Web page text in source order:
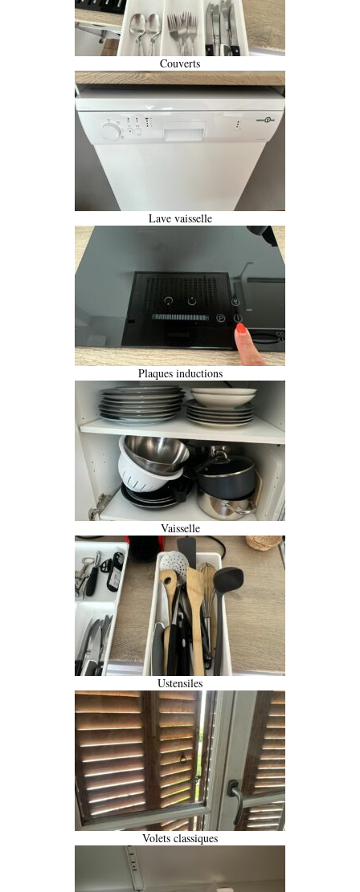
Couverts
Lave vaisselle
Plaques inductions
Vaisselle
Ustensiles
Volets classiques